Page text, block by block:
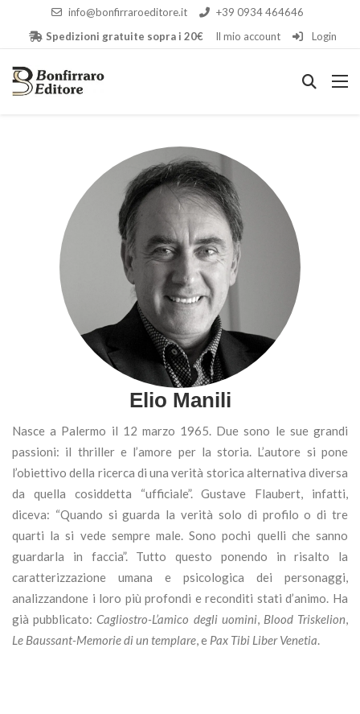
info@bonfirraroeditore.it
+39 0934 464646
Spedizioni gratuite sopra i 20€
Il mio account Login
Elio Manili
Nasce a Palermo il 12 marzo 1965. Due sono le sue grandi
passioni: il thriller e l’amore per la storia. L’autore si pone
l’obiettivo della ricerca di una verità storica alternativa diversa
da quella cosiddetta “ufficiale”. Gustave Flaubert, infatti,
diceva: “Quando si guarda la verità solo di profilo o di tre
quarti la si vede sempre male. Sono pochi quelli che sanno
guardarla in faccia”. Tutto questo ponendo in risalto la
caratterizzazione umana e psicologica dei personaggi,
analizzandone i loro più profondi e reconditi stati d’animo. Ha
già pubblicato:Cagliostro-L’amico degli uomini, Blood Triskelion,
Le Baussant-Memorie di un templare, e Pax Tibi Liber Venetia.